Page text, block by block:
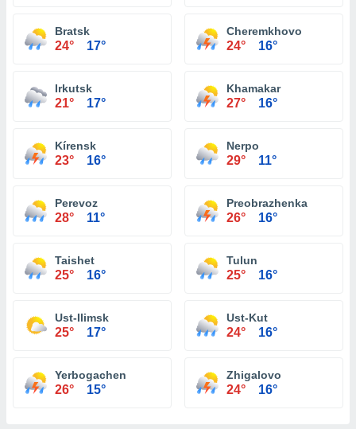
Bratsk
24° 17°
Cheremkhovo
24° 16°
Irkutsk
21° 17°
Khamakar
27° 16°
Kírensk
23° 16°
Nerpo
29° 11°
Perevoz
28° 11°
Preobrazhenka
26° 16°
Taishet
25° 16°
Tulun
25° 16°
Ust-Ilimsk
25° 17°
Ust-Kut
24° 16°
Yerbogachen
26° 15°
Zhigalovo
24° 16°